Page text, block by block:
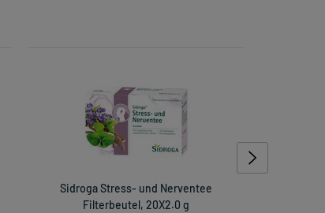
Sidroga Stress- und Nerventee
Filterbeutel, 20X2.0 g